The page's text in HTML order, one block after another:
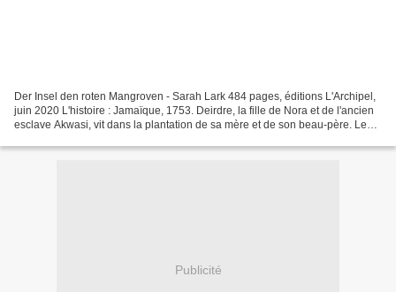
Der Insel den roten Mangroven - Sarah Lark 484 pages, éditions L'Archipel,
juin 2020 L'histoire : Jamaïque, 1753. Deirdre, la fille de Nora et de l'ancien
esclave Akwasi, vit dans la plantation de sa mère et de son beau-père. Les
Publicité